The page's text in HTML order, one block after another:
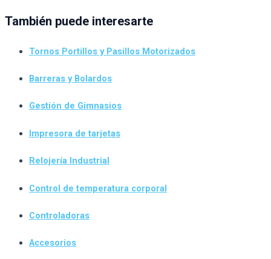
También puede interesarte
Tornos Portillos y Pasillos Motorizados
Barreras y Bolardos
Gestión de Gimnasios
Impresora de tarjetas
Relojería Industrial
Control de temperatura corporal
Controladoras
Accesorios